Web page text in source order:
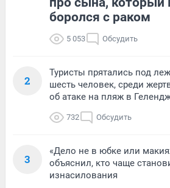
боролся с раком
5 053 Обсудить
2
Туристы прятались под
шесть человек, среди
об атаке на пляж в
732 Обсудить
3
«Дело не в юбке или
объяснил, кто чаще
изнасилования